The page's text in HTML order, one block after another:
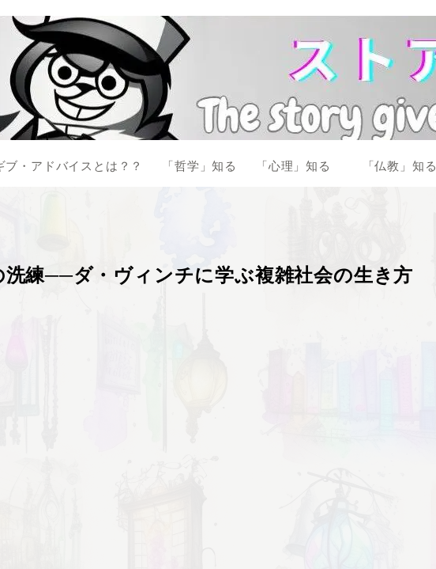
ブ・アドバイスとは？？ 「哲学」知る 「心理」知る 「仏教」知る
洗練──ダ・ヴィンチに学ぶ複雑社会の生き方